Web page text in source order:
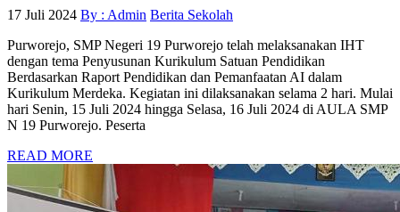
17 Juli 2024 By : Admin Berita Sekolah
Purworejo, SMP Negeri 19 Purworejo telah melaksanakan IHT
dengan tema Penyusunan Kurikulum Satuan Pendidikan
Berdasarkan Raport Pendidikan dan Pemanfaatan AI dalam
Kurikulum Merdeka. Kegiatan ini dilaksanakan selama 2 hari. Mulai
hari Senin, 15 Juli 2024 hingga Selasa, 16 Juli 2024 di AULA SMP
N 19 Purworejo. Peserta
READ MORE